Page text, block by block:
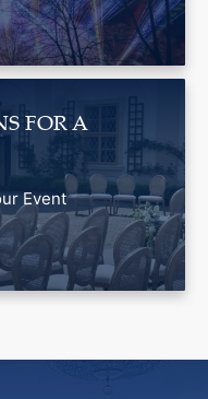
FOR A
Event